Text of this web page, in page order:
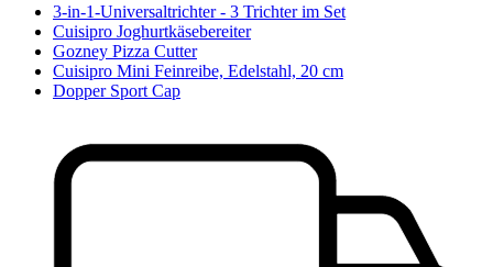
3-in-1-Universaltrichter - 3 Trichter im Set
Cuisipro Joghurtkäsebereiter
Gozney Pizza Cutter
Cuisipro Mini Feinreibe, Edelstahl, 20 cm
Dopper Sport Cap